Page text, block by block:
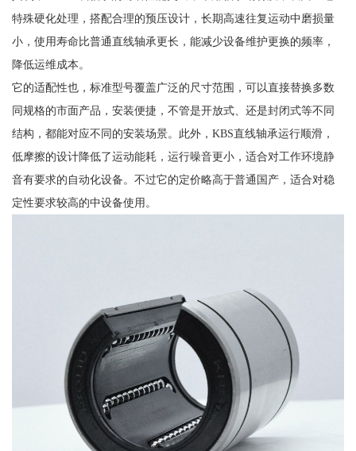
特殊硬化处理，搭配合理的预压设计，长期高速往复运动中磨损量
小，使用寿命比普通直线轴承更长，能减少设备维护更换的频率，
降低运维成本。
它的适配性也，标准型号覆盖广泛的尺寸范围，可以直接替换多数
同规格的市面产品，安装便捷，不管是开放式、还是封闭式等不同
结构，都能对应不同的安装场景。此外，KBS直线轴承运行顺滑，
低摩擦的设计降低了运动能耗，运行噪音更小，适合对工作环境静
音有要求的自动化设备。不过它的定价略高于普通国产，适合对稳
定性要求较高的中设备使用。